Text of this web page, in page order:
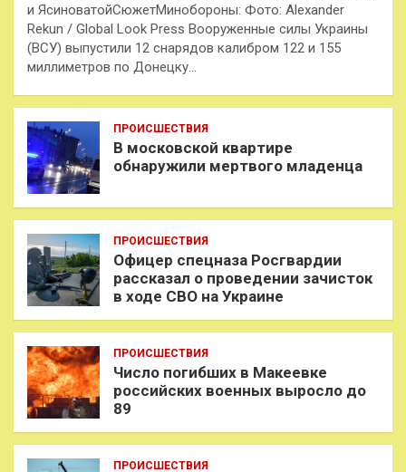
и ЯсиноватойСюжетМинобороны: Фото: Alexander
Rekun / Global Look Press Вооруженные силы Украины
(ВСУ) выпустили 12 снарядов калибром 122 и 155
миллиметров по Донецку…
ПРОИСШЕСТВИЯ
В московской квартире
обнаружили мертвого младенца
ПРОИСШЕСТВИЯ
Офицер спецназа Росгвардии
рассказал о проведении зачисток
в ходе СВО на Украине
ПРОИСШЕСТВИЯ
Число погибших в Макеевке
российских военных выросло до
89
ПРОИСШЕСТВИЯ